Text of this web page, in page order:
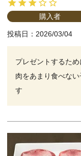
購入者
投稿日 2026/03/04
プレゼントするため
肉をあまり食べな
す